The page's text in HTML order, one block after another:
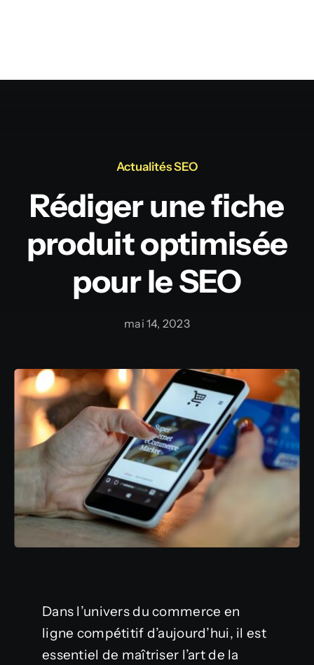
Actualités SEO
Rédiger une fiche
produit optimisée
pour le SEO
mai 14, 2023
Dans l’univers du commerce en
ligne compétitif d’aujourd’hui, il est
essentiel de maîtriser l’art de la